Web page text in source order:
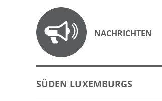
NACHRICHTEN
SÜDEN LUXEMBURGS